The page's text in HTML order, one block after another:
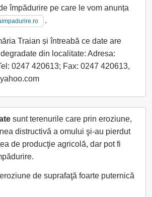
împădurire pe care le vom anunța
.
Traian și întreabă ce date are
din localitate: Adresa:
0247 420613; Fax: 0247 420613,
sunt terenurile care prin eroziune,
distructivă a omului şi-au pierdut
de producţie agricolă, dar pot fi
de suprafaţă foarte puternică